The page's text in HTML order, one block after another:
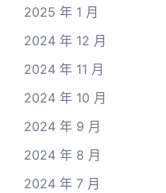
2025 年 1 月
2024 年 12 月
2024 年 11 月
2024 年 10 月
2024 年 9 月
2024 年 8 月
2024 年 7 月